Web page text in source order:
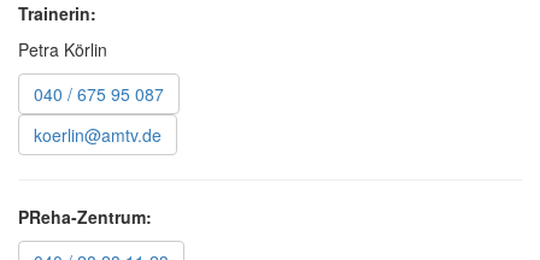
Trainerin:
Petra Körlin
040 / 675 95 087
koerlin@amtv.de
PReha-Zentrum: